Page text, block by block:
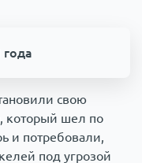
года
свою
который шел по
и потребовали,
под угрозой